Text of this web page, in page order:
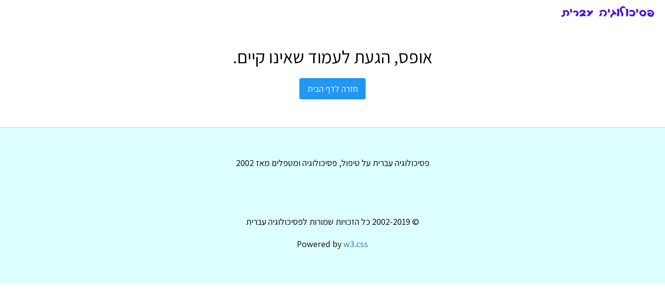
אופס, הגעת לעמוד שאינו קיים.
חזרה לדף הבית
פסיכולוגיה עברית על טיפול, פסיכולוגיה ומטפלים מאז 2002
© 2002-2019 כל הזכויות שמורות לפסיכולוגיה עברית
Powered byw3.css